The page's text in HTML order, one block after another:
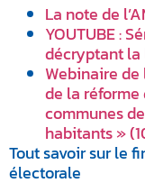
La note de
YOUTUBE :
décryptant la
Webinaire de
de la
communes
habitants »
Tout savoir sur le
électorale